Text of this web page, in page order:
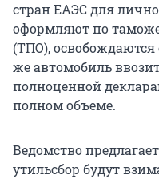
стран ЕАЭС для
оформляют по
(ТПО), освобождаются
же автомобиль
полноценной
полном объеме.
Ведомство
утильсбор будут